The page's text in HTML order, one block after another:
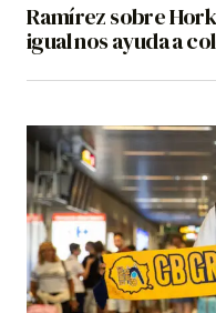
Ramírez sobre
igual nos ayuda a